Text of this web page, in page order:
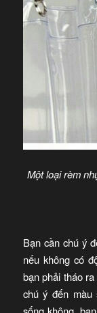
Một loại rèm
Bạn cần chú ý
nếu không có
bạn phải tháo
chú ý đến màu